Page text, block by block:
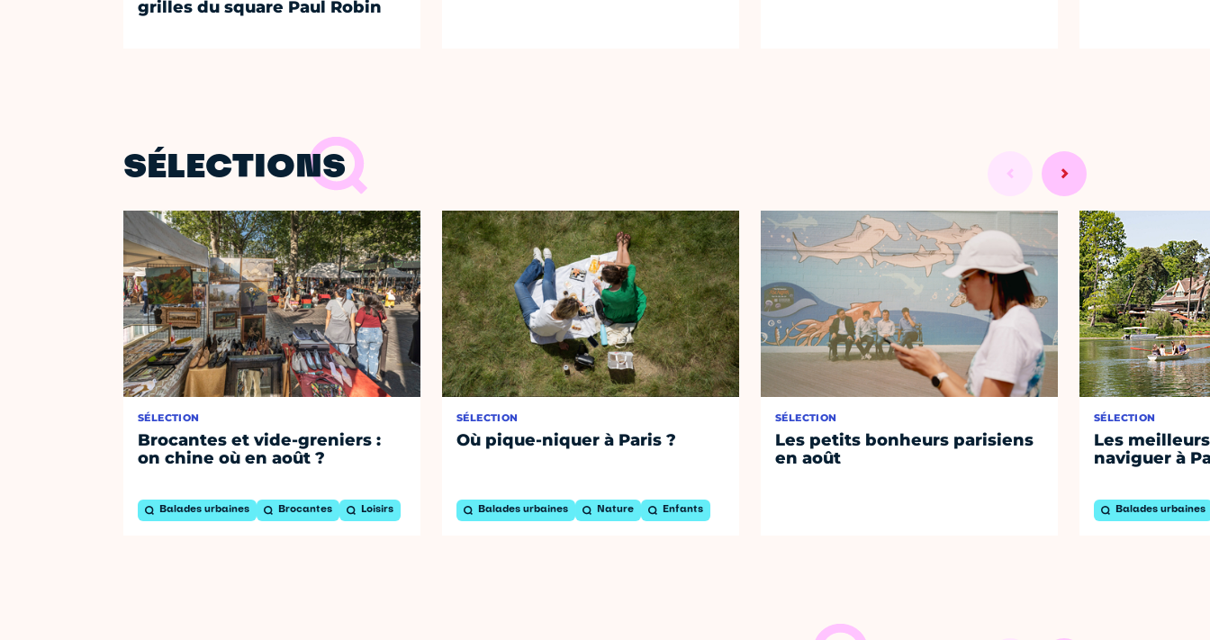
grilles du square Paul Robin
SÉLECTIONS
SÉLECTION
Brocantes et vide-greniers :
on chine où en août ?
Balades urbaines Brocantes Loisirs
SÉLECTION
Où pique-niquer à Paris ?
Balades urbaines Nature Enfants
SÉLECTION
Les petits bonheurs parisiens
en août
SÉLECTION
Les
naviguer à
Balades urbaines